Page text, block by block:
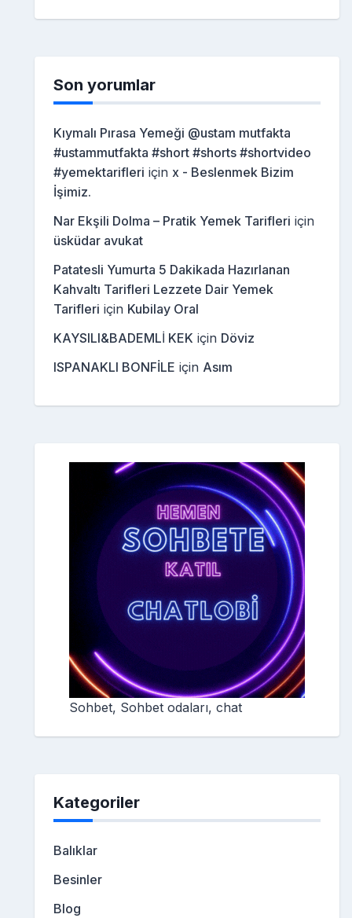
Son yorumlar
Kıymalı Pırasa Yemeği @ustam mutfakta
#ustammutfakta #short #shorts #shortvideo
#yemektarifleri için x - Beslenmek Bizim
İşimiz.
Nar Ekşili Dolma – Pratik Yemek Tarifleri için
üsküdar avukat
Patatesli Yumurta 5 Dakikada Hazırlanan
Kahvaltı Tarifleri Lezzete Dair Yemek
Tarifleri için Kubilay Oral
KAYSILI&BADEMLİ KEK için Döviz
ISPANAKLI BONFİLE için Asım
Sohbet, Sohbet odaları, chat
Kategoriler
Balıklar
Besinler
Blog